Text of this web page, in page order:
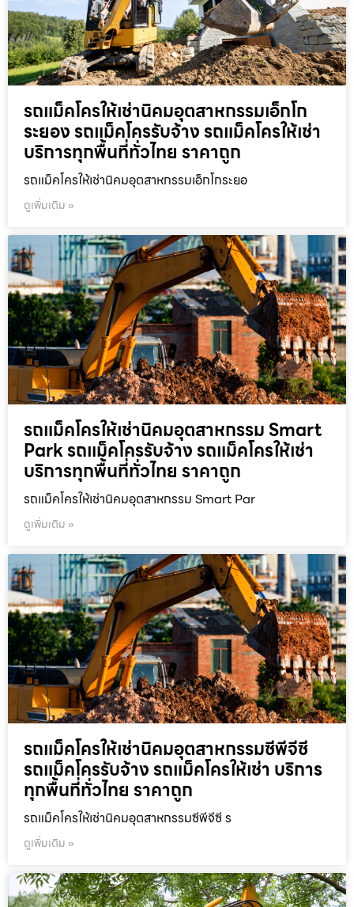
รถแม็คโครให้เช่านิคมอุตสาหกรรมเอ็กโก
ระยอง รถแม็คโครรับจ้าง รถแม็คโครให้เช่า
บริการทุกพื้นที่ทั่วไทย ราคาถูก
รถแม็คโครให้เช่านิคมอุตสาหกรรมเอ็กโกระยอ
ดูเพิ่มเติม »
รถแม็คโครให้เช่านิคมอุตสาหกรรม Smart
Park รถแม็คโครรับจ้าง รถแม็คโครให้เช่า
บริการทุกพื้นที่ทั่วไทย ราคาถูก
รถแม็คโครให้เช่านิคมอุตสาหกรรม Smart Par
ดูเพิ่มเติม »
รถแม็คโครให้เช่านิคมอุตสาหกรรมซีพีจีซี
รถแม็คโครรับจ้าง รถแม็คโครให้เช่า บริการ
ทุกพื้นที่ทั่วไทย ราคาถูก
รถแม็คโครให้เช่านิคมอุตสาหกรรมซีพีจีซี ร
ดูเพิ่มเติม »